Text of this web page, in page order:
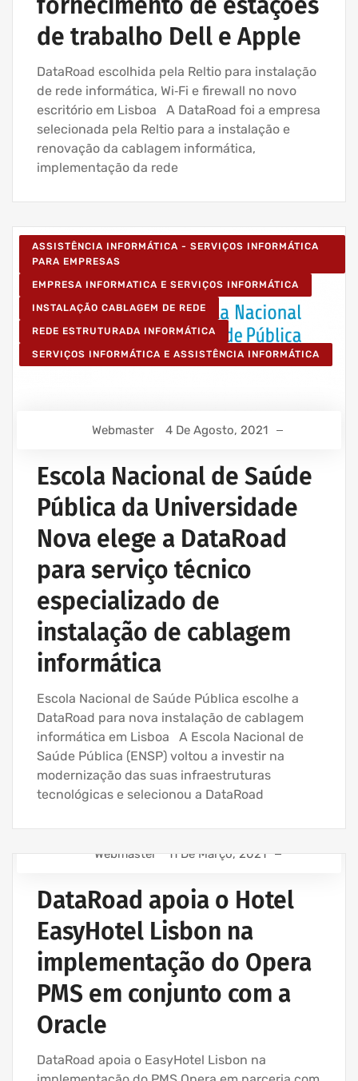
de trabalho Dell e Apple
DataRoad escolhida pela Reltio para instalação
de rede informática, Wi‑Fi e firewall no novo
escritório em Lisboa A DataRoad foi a empresa
selecionada pela Reltio para a instalação e
renovação da cablagem informática,
implementação da rede
ASSISTÊNCIA INFORMÁTICA - SERVIÇOS INFORMÁTICA
PARA EMPRESAS
EMPRESA INFORMATICA E SERVIÇOS INFORMÁTICA
INSTALAÇÃO CABLAGEM DE REDE
REDE ESTRUTURADA INFORMÁTICA
SERVIÇOS INFORMÁTICA E ASSISTÊNCIA INFORMÁTICA
Webmaster 4 De Agosto, 2021
Escola Nacional de Saúde
Pública da Universidade
Nova elege a DataRoad
para serviço técnico
especializado de
instalação de cablagem
informática
Escola Nacional de Saúde Pública escolhe a
DataRoad para nova instalação de cablagem
informática em Lisboa A Escola Nacional de
Saúde Pública (ENSP) voltou a investir na
modernização das suas infraestruturas
tecnológicas e selecionou a DataRoad
AVENÇA DE SERVIÇOS INFORMÁTICA
EMPRESA ASSISTÊNCIA INFORMÁTICA | SERVIÇOS
INFORMÁTICA
EMPRESA INFORMATICA E SERVIÇOS INFORMÁTICA
IT UNLIMITED - SERVIÇOS INFORMÁTICA
Webmaster 11 De Março, 2021
DataRoad apoia o Hotel
EasyHotel Lisbon na
implementação do Opera
PMS em conjunto com a
Oracle
DataRoad apoia o EasyHotel Lisbon na